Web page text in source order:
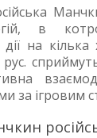
в
на кілька
сприймуть
за ігровим